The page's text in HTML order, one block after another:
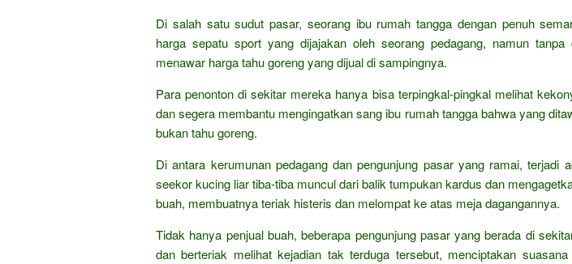
Di salah satu sudut pasar, seorang ibu rumah tangga dengan penuh
harga sepatu sport yang dijajakan oleh seorang pedagang, namun
menawar harga tahu goreng yang dijual di sampingnya.
Para penonton di sekitar mereka hanya bisa terpingkal-pingkal melihat
dan segera membantu mengingatkan sang ibu rumah tangga bahwa yang
bukan tahu goreng.
Di antara kerumunan pedagang dan pengunjung pasar yang ramai, terjadi
seekor kucing liar tiba-tiba muncul dari balik tumpukan kardus dan
buah, membuatnya teriak histeris dan melompat ke atas meja dagangannya.
Tidak hanya penjual buah, beberapa pengunjung pasar yang berada di
dan berteriak melihat kejadian tak terduga tersebut, menciptakan